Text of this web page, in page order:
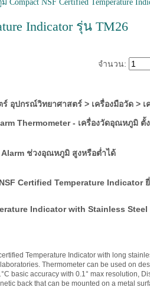
Compact NSF Certified Temperature
Indicator รุ่น TM26
จำนวน:
ร์ อุปกรณ์วิทยาศาสตร์ > เครื่องมือวัด >
Thermometer - เครื่องวัดอุณหภูมิ ตั้
Alarm ช่วงอุณหภูมิ สูงหรือต่ำได้
Certified Temperature Indicator
Indicator with Stainless
Temperature Indicator with long
Thermometer can be used on
basic accuracy with 0.1° max resolution,
back that can be mounted on a metal